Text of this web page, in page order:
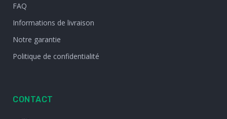
FAQ
Informations de livraison
Notre garantie
Politique de confidentialité
CONTACT